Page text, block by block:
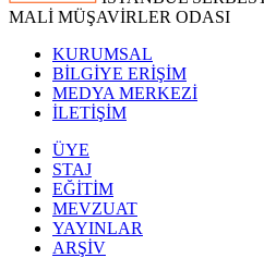
MALİ MÜŞAVİRLER ODASI
KURUMSAL
BİLGİYE ERİŞİM
MEDYA MERKEZİ
İLETİŞİM
ÜYE
STAJ
EĞİTİM
MEVZUAT
YAYINLAR
ARŞİV